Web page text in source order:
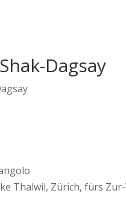
Dagsay
Thalwil, Zürich, fürs